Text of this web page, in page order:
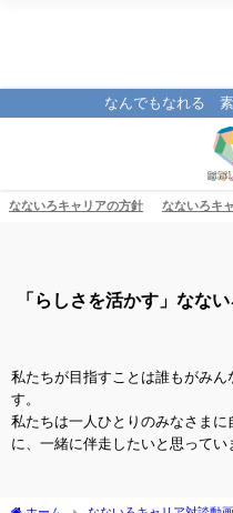
なんでもなれる 素
なないろキャリアの方針 なないろキ
「らしさを活かす」なな
私たちが目指すことは誰もがみん
す。
私たちは一人ひとりのみなさま
に、一緒に伴走したいと思ってい